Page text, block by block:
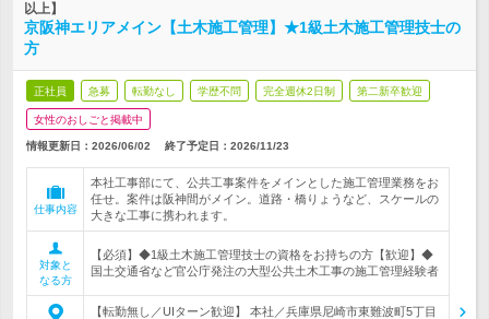
以上】
京阪神エリアメイン【土木施工管理】★1級土木施工管理技士の
方
正社員 急募 転勤なし 学歴不問 完全週休2日制 第二新卒歓迎
女性のおしごと掲載中
情報更新日：2026/06/02 終了予定日： 2026/11/23
仕事内容
本社工事部にて、公共工事案件をメインとした施工管理業務をお
任せ。案件は阪神間がメイン。道路・橋りょうなど、スケールの
大きな工事に携われます。
対象と
なる方
【必須】◆1級土木施工管理技士の資格をお持ちの方【歓迎】◆
国土交通省など官公庁発注の大型公共土木工事の施工管理経験者
【転勤無し／UIターン歓迎】 本社／兵庫県尼崎市東難波町5丁目